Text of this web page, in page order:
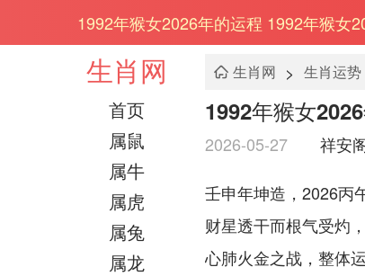
1992年猴女2026年的运程 1992年猴女
生肖网
首页
属鼠
属牛
属虎
属兔
属龙
生肖网 > 生肖运势
1992年猴女
2026-05-27 祥安
壬申年坤造，2026丙
财星透干而根气受灼
心肺火金之战，整体